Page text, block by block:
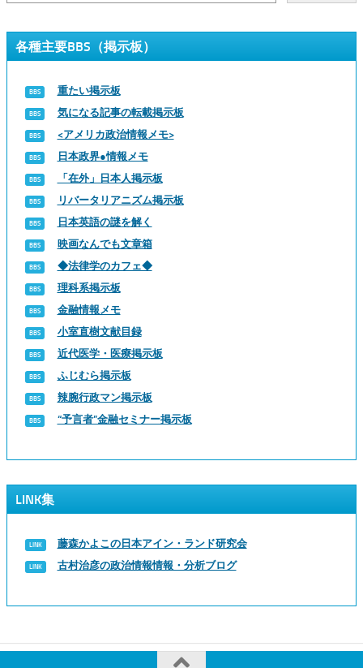
各種主要BBS（掲示板）
重たい掲示板
気になる記事の転載掲示板
<アメリカ政治情報メモ>
日本政界●情報メモ
「在外」日本人掲示板
リバータリアニズム掲示板
日本英語の謎を解く
映画なんでも文章箱
◆法律学のカフェ◆
理科系掲示板
金融情報メモ
小室直樹文献目録
近代医学・医療掲示板
ふじむら掲示板
辣腕行政マン掲示板
“予言者”金融セミナー掲示板
LINK集
藤森かよこの日本アイン・ランド研究会
古村治彦の政治情報情報・分析ブログ